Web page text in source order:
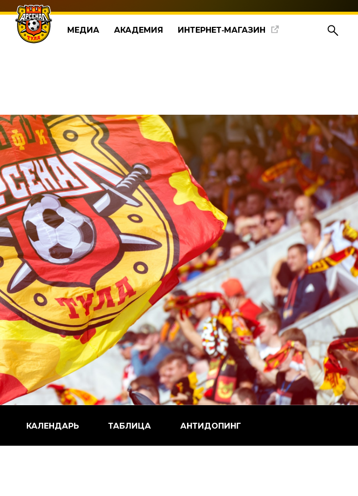
МЕДИА АКАДЕМИЯ ИНТЕРНЕТ‑МАГАЗИН
КАЛЕНДАРЬ ТАБЛИЦА АНТИДОПИНГ